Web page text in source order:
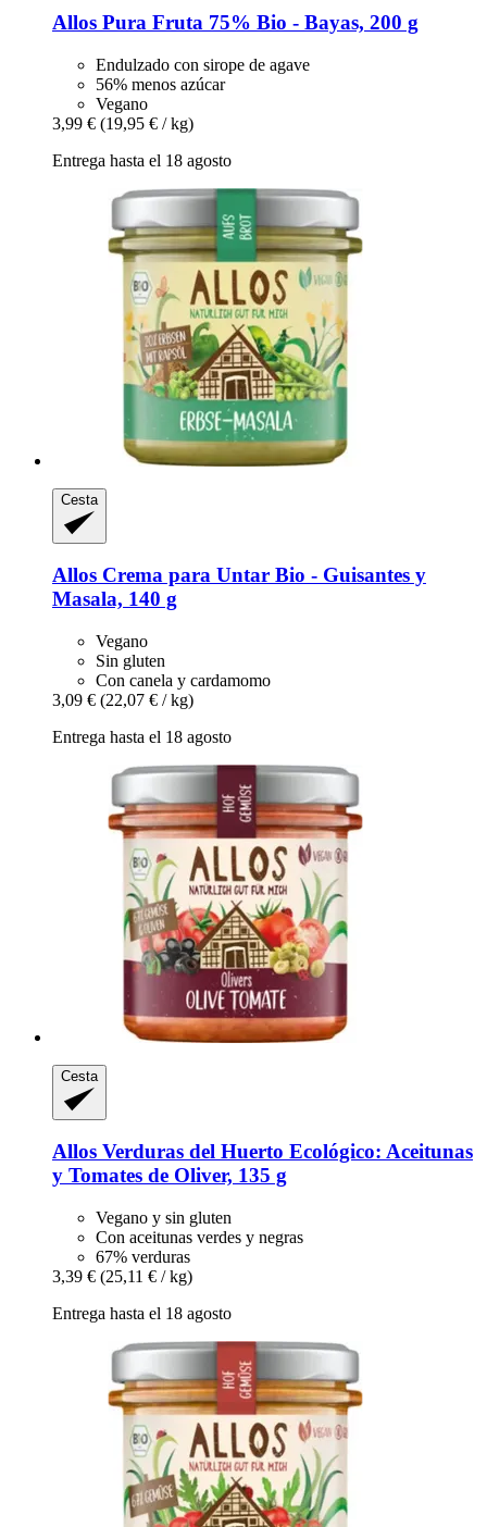
Allos Pura Fruta 75% Bio -​ Bayas, 200 g
Endulzado con sirope de agave
56% menos azúcar
Vegano
3,99 € (19,95 € / kg)
Entrega hasta el 18 agosto
Cesta
Allos Crema para Untar Bio -​ Guisantes y
Masala, 140 g
Vegano
Sin gluten
Con canela y cardamomo
3,09 € (22,07 € / kg)
Entrega hasta el 18 agosto
Cesta
Allos Verduras del Huerto Ecológico: Aceitunas
y Tomates de Oliver, 135 g
Vegano y sin gluten
Con aceitunas verdes y negras
67% verduras
3,39 € (25,11 € / kg)
Entrega hasta el 18 agosto